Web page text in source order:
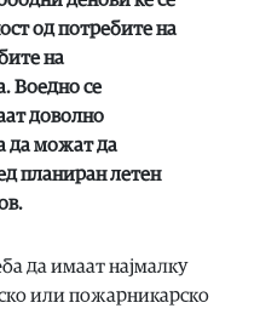
од потребите на
на
Воедно се
доволно
да можат да
планиран летен
да имаат најмалку
или пожарникарско